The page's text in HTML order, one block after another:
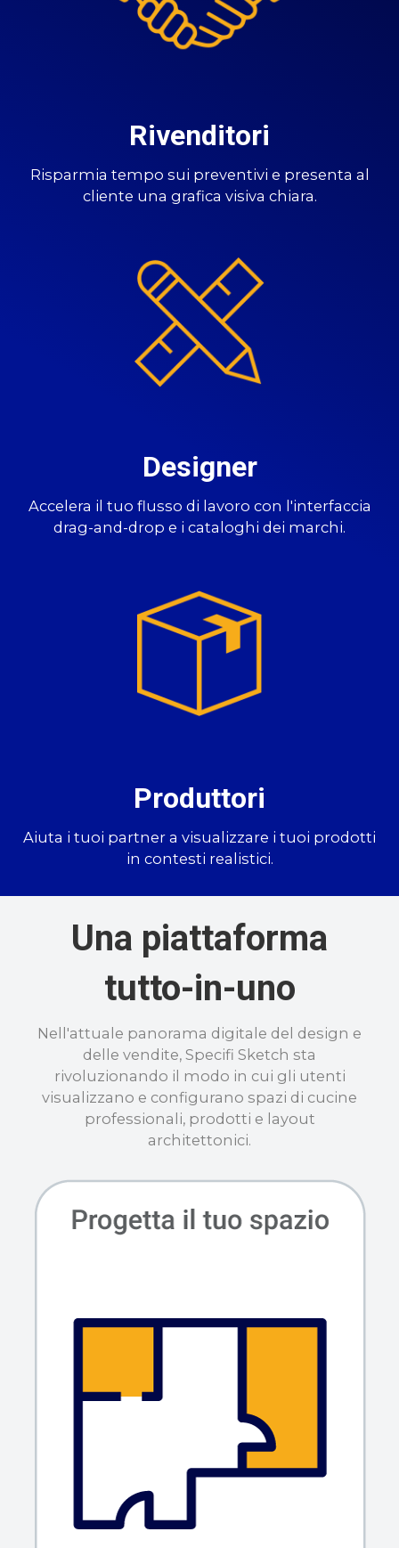
Rivenditori
Risparmia tempo sui preventivi e presenta al
cliente una grafica visiva chiara.
Designer
Accelera il tuo flusso di lavoro con l'interfaccia
drag-and-drop e i cataloghi dei marchi.
Produttori
Aiuta i tuoi partner a visualizzare i tuoi prodotti
in contesti realistici.
Una piattaforma
tutto-in-uno
Nell'attuale panorama digitale del design e
delle vendite, Specifi Sketch sta
rivoluzionando il modo in cui gli utenti
visualizzano e configurano spazi di cucine
professionali, prodotti e layout
architettonici.